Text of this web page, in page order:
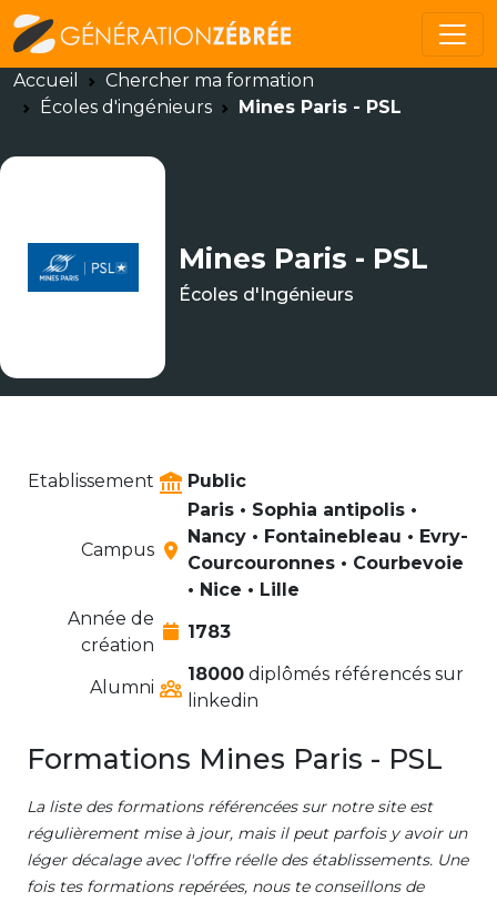
Accueil
Chercher ma formation
Écoles d'ingénieurs
Mines Paris - PSL
Mines Paris - PSL
Écoles d'Ingénieurs
Etablissement Public
Campus
Paris • Sophia antipolis •
Nancy • Fontainebleau • Evry-
Courcouronnes • Courbevoie
• Nice • Lille
Année de
création
1783
Alumni
18000 diplômés référencés sur
linkedin
Formations Mines Paris - PSL
La liste des formations référencées sur notre site est
régulièrement mise à jour, mais il peut parfois y avoir un
léger décalage avec l'offre réelle des établissements. Une
fois tes formations repérées, nous te conseillons de